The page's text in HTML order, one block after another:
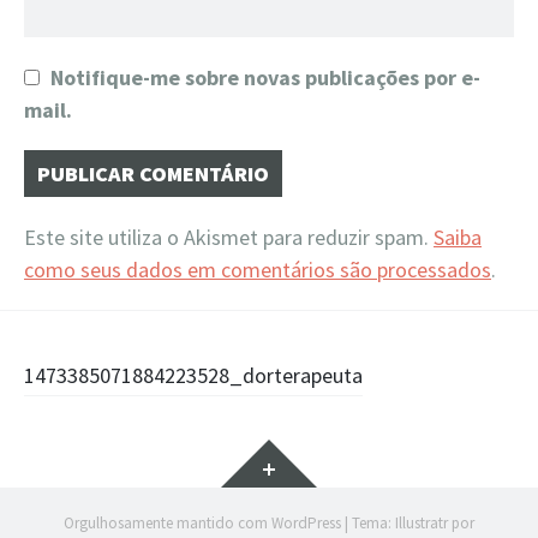
Notifique-me sobre novas publicações por e-
mail.
Este site utiliza o Akismet para reduzir spam. Saiba
como seus dados em comentários são processados.
Navegação
1473385071884223528_dorterapeuta
Widgets
Orgulhosamente mantido com WordPress | Tema: Illustratr por